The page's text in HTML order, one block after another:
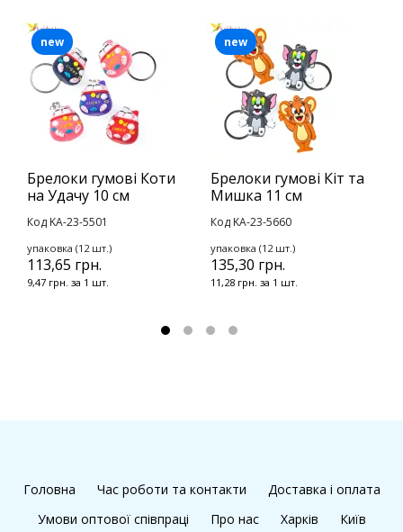
Брелоки гумові Коти
на Удачу 10 см
Код KA-23-5501
упаковка (12 шт.)
113,65 грн.
9,47 грн. за 1 шт.
new
Брелоки гумові Кіт та
Мишка 11 см
Код KA-23-5660
упаковка (12 шт.)
135,30 грн.
11,28 грн. за 1 шт.
new
Головна Час роботи та контакти
Доставка і оплата
Умови оптової співпраці
Про нас Харків Київ